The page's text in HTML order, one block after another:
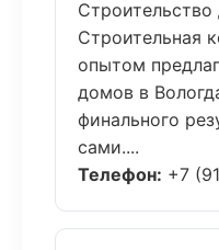
Строительная
опытом
домов в
финального
сами....
Телефон: +7